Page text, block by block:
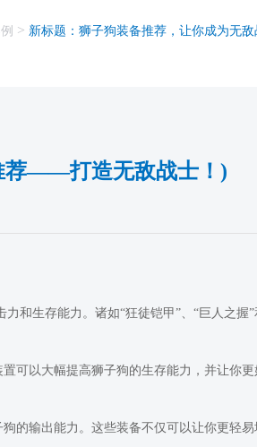
> 新标题：狮子狗装备推荐，让你成为无
荐——打造无敌战士！)
生存能力。诸如“狂徒铠甲”、“巨人之握”
可以大幅提高狮子狗的生存能力，并让你更
的输出能力。这些装备不仅可以让你更轻